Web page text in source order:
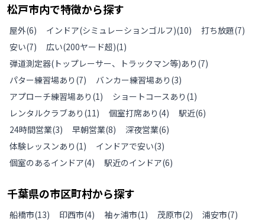
松戸市内で特徴から探す
屋外(6) インドア(シミュレーションゴルフ)(10) 打ち放題(7)
安い(7) 広い(200ヤード超)(1)
弾道測定器(トップレーサー、トラックマン等)あり (7)
パター練習場あり (7) バンカー練習場あり (3)
アプローチ練習場あり (1) ショートコースあり (1)
レンタルクラブあり (11) 個室打席あり (4) 駅近(6)
24時間営業(3) 早朝営業(8) 深夜営業(6)
体験レッスンあり (1) インドアで安い(3)
個室のあるインドア(4) 駅近のインドア(6)
千葉県の市区町村から探す
船橋市(13) 印西市(4) 袖ヶ浦市(1) 茂原市(2) 浦安市(7)